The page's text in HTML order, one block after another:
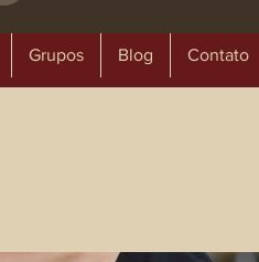
Grupos Blog Contato